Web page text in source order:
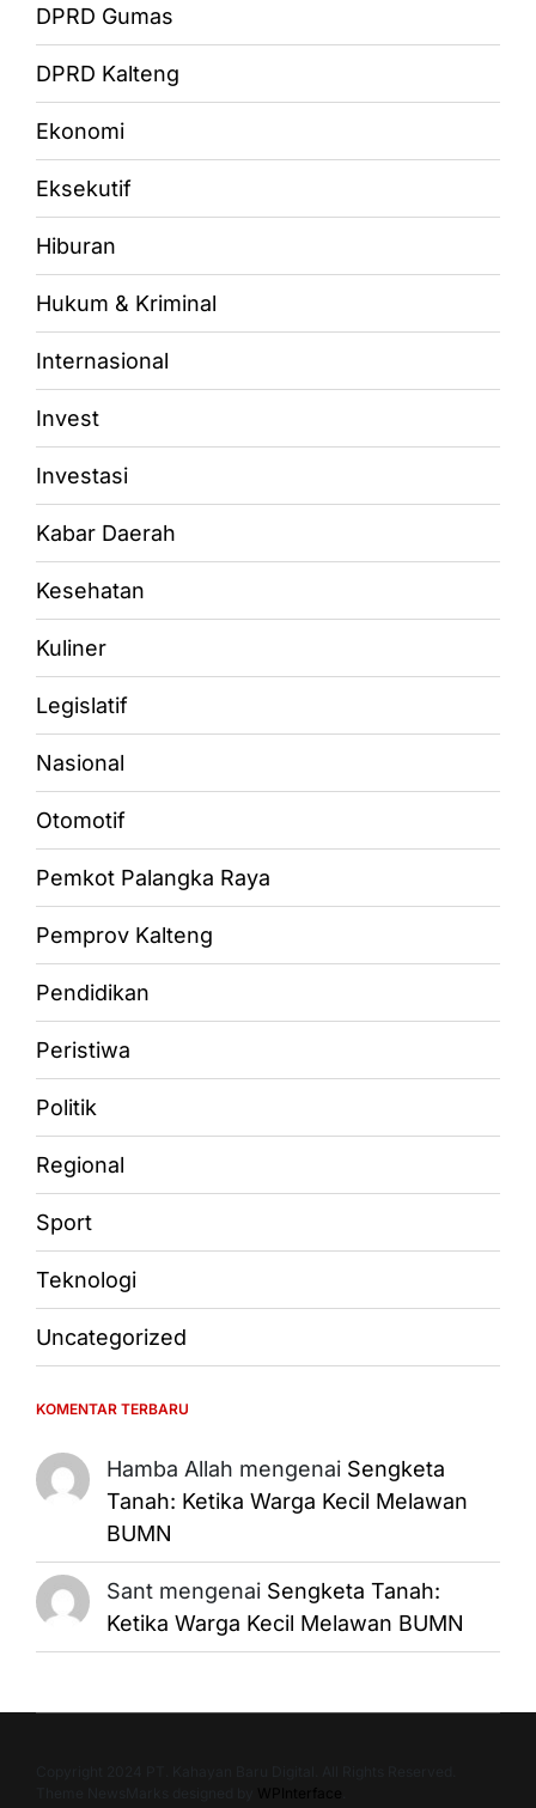
DPRD Gumas
DPRD Kalteng
Ekonomi
Eksekutif
Hiburan
Hukum & Kriminal
Internasional
Invest
Investasi
Kabar Daerah
Kesehatan
Kuliner
Legislatif
Nasional
Otomotif
Pemkot Palangka Raya
Pemprov Kalteng
Pendidikan
Peristiwa
Politik
Regional
Sport
Teknologi
Uncategorized
KOMENTAR TERBARU
Hamba Allah mengenai Sengketa
Tanah: Ketika Warga Kecil Melawan
BUMN
Santmengenai Sengketa Tanah:
Ketika Warga Kecil Melawan BUMN